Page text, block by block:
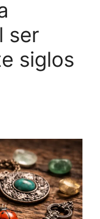
ser
siglos